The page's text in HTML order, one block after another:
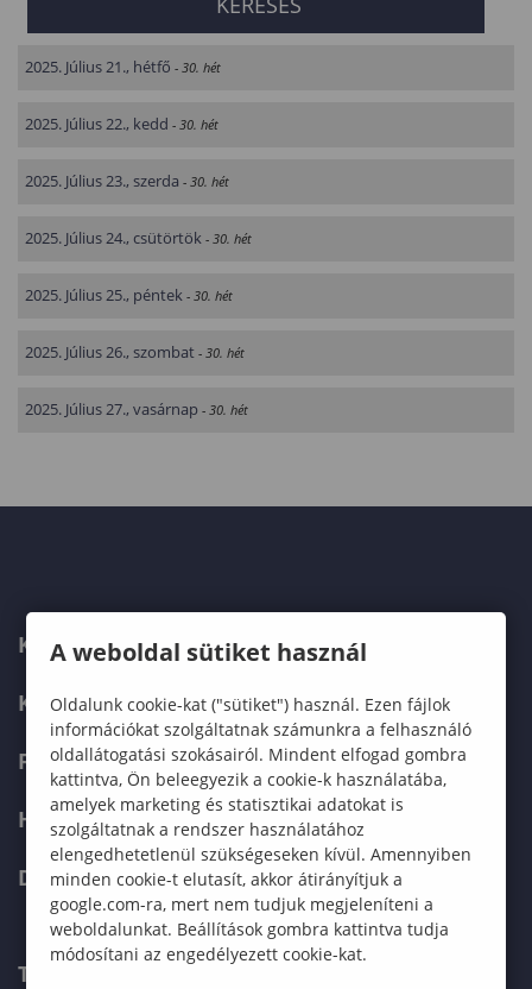
2025. Július 21., hétfő - 30. hét
2025. Július 22., kedd - 30. hét
2025. Július 23., szerda - 30. hét
2025. Július 24., csütörtök - 30. hét
2025. Július 25., péntek - 30. hét
2025. Július 26., szombat - 30. hét
2025. Július 27., vasárnap - 30. hét
KARUNK
KÉPZÉSEK
FELVÉTELIZŐKNEK
HALLGATÓKNAK
DOKTORI ISKOLA
TELEFONKÖNYV
A weboldal sütiket használ
Oldalunk cookie-kat ("sütiket") használ. Ezen fájlok
információkat szolgáltatnak számunkra a felhasználó
oldallátogatási szokásairól. Mindent elfogad gombra
kattintva, Ön beleegyezik a cookie-k használatába,
amelyek marketing és statisztikai adatokat is
szolgáltatnak a rendszer használatához
elengedhetetlenül szükségeseken kívül. Amennyiben
minden cookie-t elutasít, akkor átirányítjuk a
google.com-ra, mert nem tudjuk megjeleníteni a
weboldalunkat. Beállítások gombra kattintva tudja
módosítani az engedélyezett cookie-kat.